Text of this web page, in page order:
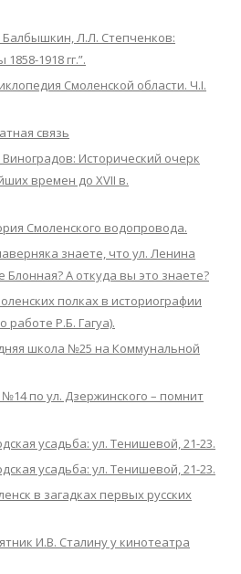
Л.Л. Степченков:
1918 гг.”.
Смоленской области. Ч.I.
связь
Виноградов: Исторический очерк
времен до XVII в.
Смоленского водопровода.
знаете, что ул. Ленина
Блонная? А откуда вы это знаете?
полках в историографии
Р.Б. Гагуа).
школа №25 на Коммунальной
по ул. Дзержинского – помнит
усадьба: ул. Тенишевой, 21-23.
усадьба: ул. Тенишевой, 21-23.
в загадках первых русских
И.В. Сталину у кинотеатра